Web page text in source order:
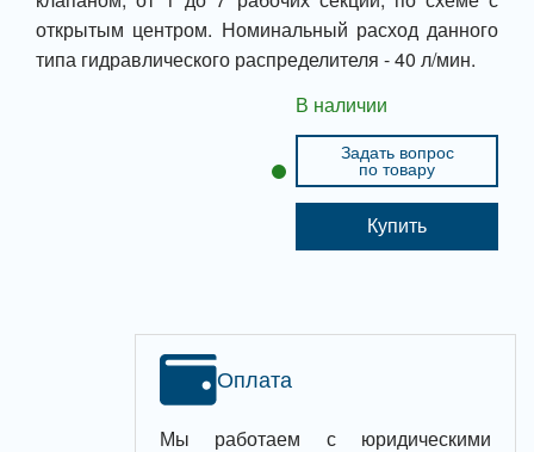
открытым центром. Номинальный расход данного
типа гидравлического распределителя - 40 л/мин.
В наличии
Задать вопрос
по товару
Купить
Оплата
Мы работаем с юридическими